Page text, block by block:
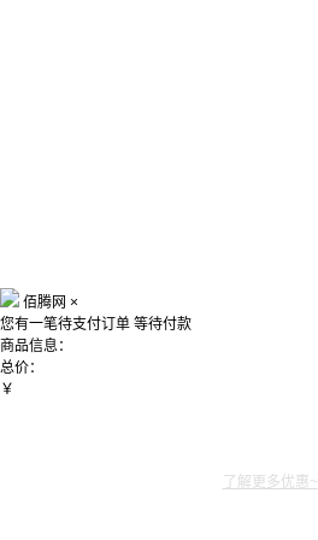
佰腾网 ×
您有一笔待支付订单 等待付款
商品信息：
总价：
￥
了解更多优惠~